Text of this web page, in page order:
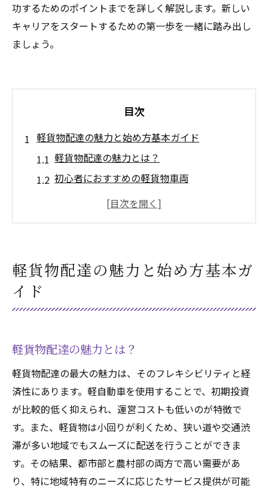
功するためのポイントまでを詳しく解説します。新しい
キャリアをスタートするための第一歩を一緒に踏み出し
ましょう。
目次
軽貨物配達の魅力と始め方基本ガイド
軽貨物配達の魅力とは？
初心者におすすめの軽貨物車両
軽貨物配達業界の現状と将来性
軽貨物配達を始めるための計画作り
軽貨物配達に必要な運転免許と取得方法
免許取得の手順と費用
安全運転に必要なスキル
運転免許取得後の注意点
道路交通法の理解と軽貨物配達の関係
軽貨物配達に関わる道路交通法
道路標識と標示の基本的な理解
配達中に注意すべき交通ルール
軽貨物配達の魅力と始め方基本ガ
イド
軽貨物配達の魅力とは？
軽貨物配達の最大の魅力は、そのフレキシビリティと経
済性にあります。軽自動車を使用することで、初期投資
が比較的低く抑えられ、運営コストも低いのが特徴で
す。また、軽貨物は小回りが利くため、狭い道や交通渋
滞が多い地域でもスムーズに配送を行うことができま
す。その結果、都市部と農村部の両方で高い需要があ
り、特に地域特有のニーズに応じたサービス提供が可能